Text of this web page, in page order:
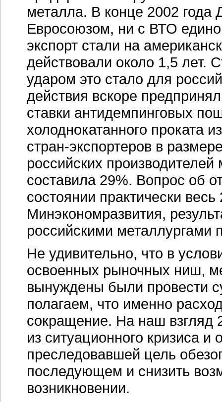
металла. В конце 2002 года
Евросоюзом, ни с ВТО
экспорт стали на
действовали около 1,5 лет.
ударом это стало для
действия вскоре
ставки антидемпинговых
холоднокатанного проката
стран-экспортеров в
российских
составила 29%. Вопрос об
состоянии практически
Минэкономразвития,
российскими металлургами
Не удивительно, что в
освоенных рыночных ниш,
вынуждены были провести
полагаем, что именно
сокращение. На наш взгляд
из ситуационного кризиса
преследовавшей цель
последующем и снизить
возникновении.